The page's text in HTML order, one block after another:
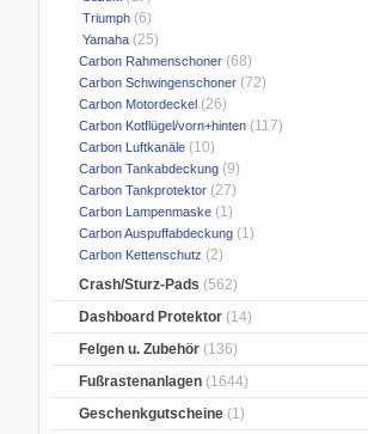
Triumph (6)
Yamaha (25)
Carbon Rahmenschoner (68)
Carbon Schwingenschoner (72)
Carbon Motordeckel (26)
Carbon Kotflügel/vorn+hinten (117)
Carbon Luftkanäle (10)
Carbon Tankabdeckung (9)
Carbon Tankprotektor (27)
Carbon Lampenmaske (1)
Carbon Auspuffabdeckung (1)
Carbon Kettenschutz (2)
Crash/Sturz-Pads (562)
Dashboard Protektor (14)
Felgen u. Zubehör (136)
Fußrastenanlagen (1644)
Geschenkgutscheine (1)